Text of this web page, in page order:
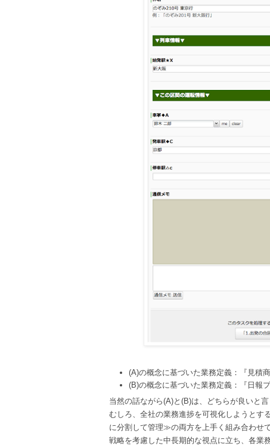
(A)の概念に基づいた業務定義：『見積
(B)の概念に基づいた業務定義：『日報
当然の話ながら(A)と(B)は、どちらが良いと言
むしろ、全社の業務進捗を可視化しようと
に分割して管理≫の両方を上手く組み合わせ
戦略を考慮した中長期的な視点に立ち、各業